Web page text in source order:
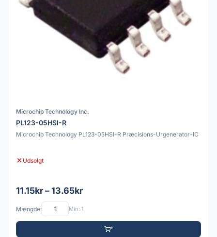
Microchip Technology Inc.
PL123-05HSI-R
Microchip Technology PL123-05HSI-R Præcisions-Urgenerator-IC
Udsolgt
11.15kr – 13.65kr
Mængde: Min: 1